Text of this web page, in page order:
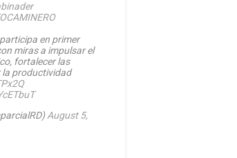
en primer
miras a impulsar el
fortalecer las
la productividad
August 5,